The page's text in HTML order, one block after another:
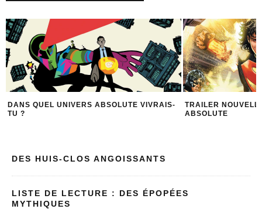
VIVRAIS-
TRAILER NOUVELLES SÉRIES DC
6
DES HUIS-CLOS ANGOISSANTS
LISTE DE LECTURE : DES ÉPOPÉES
MYTHIQUES